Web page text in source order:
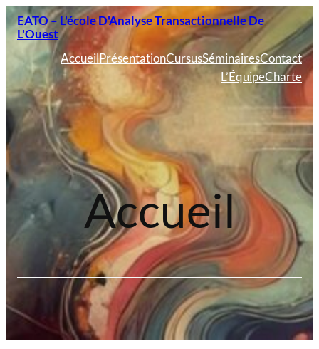
Aller
au
contenu
EATO – L'école D'Analyse Transactionnelle De
L'Ouest
AccueilPrésentationCursusSéminairesContact
L’ÉquipeCharte
Accueil